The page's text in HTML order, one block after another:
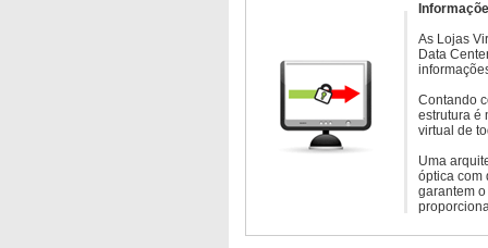
As Lojas
Data
Contando
estrutura é
virtual de
Uma
óptica com
garantem